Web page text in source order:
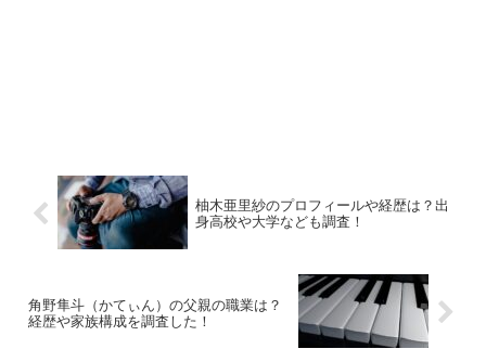
柚木亜里紗のプロフィールや経歴は？出
身高校や大学なども調査！
角野隼斗（かてぃん）の父親の職業は？
経歴や家族構成を調査した！